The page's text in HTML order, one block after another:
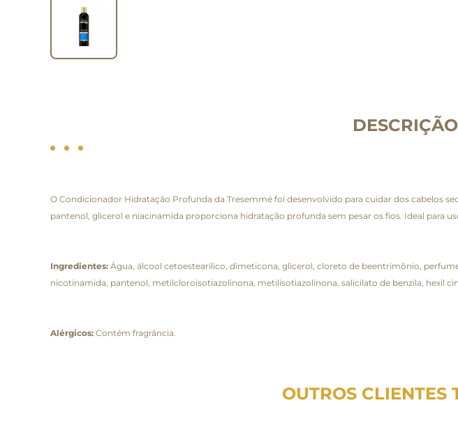
O Condicionador Hidratação Profunda da Tresemmé foi desenvolvido para cuidar dos cabelos
pantenol, glicerol e niacinamida proporciona hidratação profunda sem pesar os fios. Ideal para
Ingredientes: Água, álcool cetoestearílico, dimeticona, glicerol, cloreto de beentrimônio,
nicotinamida, pantenol, metilcloroisotiazolinona, metilisotiazolinona, salicilato de benzila, hexil
Alérgicos: Contém fragrância.
OUTROS